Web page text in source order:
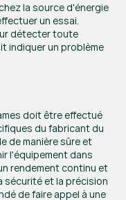
la source d'énergie
un essai.
détecter toute
indiquer un problème
doit être effectué
du fabricant du
de manière sûre et
l'équipement dans
rendement continu et
sécurité et la précision